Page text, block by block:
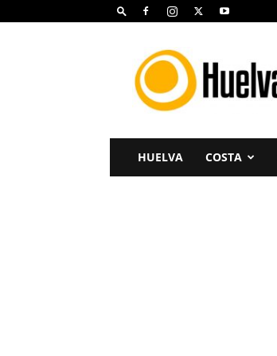
Huelva
Costa
HUELVA COSTA